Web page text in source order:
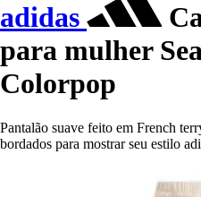
adidas
para mulher
Colorpop
Pantalão suave feito em French
bordados para mostrar seu estilo